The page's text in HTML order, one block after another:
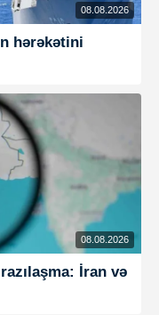
08.08.2026
hərəkətini
08.08.2026
İran və